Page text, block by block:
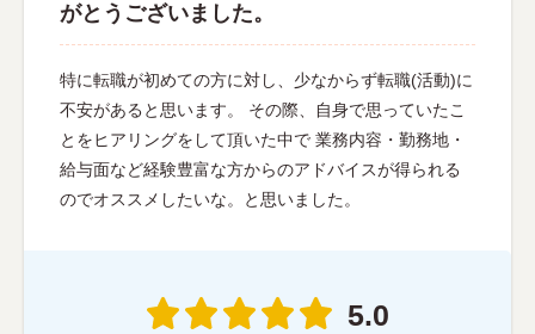
がとうございました。
特に転職が初めての方に対し、少なからず転職(活動)に
不安があると思います。 その際、自身で思っていたこ
とをヒアリングをして頂いた中で 業務内容・勤務地・
給与面など経験豊富な方からのアドバイスが得られる
のでオススメしたいな。と思いました。
5.0